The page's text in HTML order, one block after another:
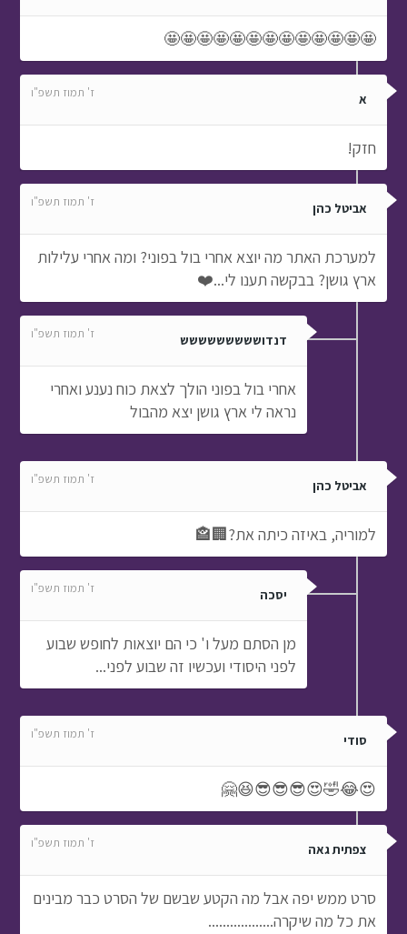
🤩🤩🤩🤩🤩🤩🤩🤩🤩🤩🤩🤩🤩
א ז' תמוז תשפ"ו
חזק!
אביטל כהן ז' תמוז תשפ"ו
למערכת האתר מה יוצא אחרי בול בפוני? ומה אחרי עלילות
ארץ גושן? בבקשה תענו לי...❤️
דנדוששששששששש ז' תמוז תשפ"ו
אחרי בול בפוני הולך לצאת כוח נענע ואחרי
נראה לי ארץ גושן יצא מהבול
אביטל כהן ז' תמוז תשפ"ו
למוריה, באיזה כיתה את?🏢🏤
יסכה ז' תמוז תשפ"ו
מן הסתם מעל ו' כי הם יוצאות לחופש שבוע
לפני היסודי ועכשיו זה שבוע לפני...
סודי ז' תמוז תשפ"ו
😍😂🤣😍😎😎😎😆🤗
צפתית גאה ז' תמוז תשפ"ו
סרט ממש יפה אבל מה הקטע שבשם של הסרט כבר מבינים
את כל מה שיקרה..................